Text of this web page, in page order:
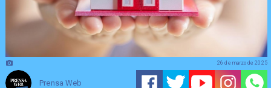
Prensa Web
26 de marzo de 2025